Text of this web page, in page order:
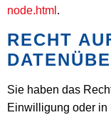
node.html .
RECHT
Sie haben das
Einwilligung oder in